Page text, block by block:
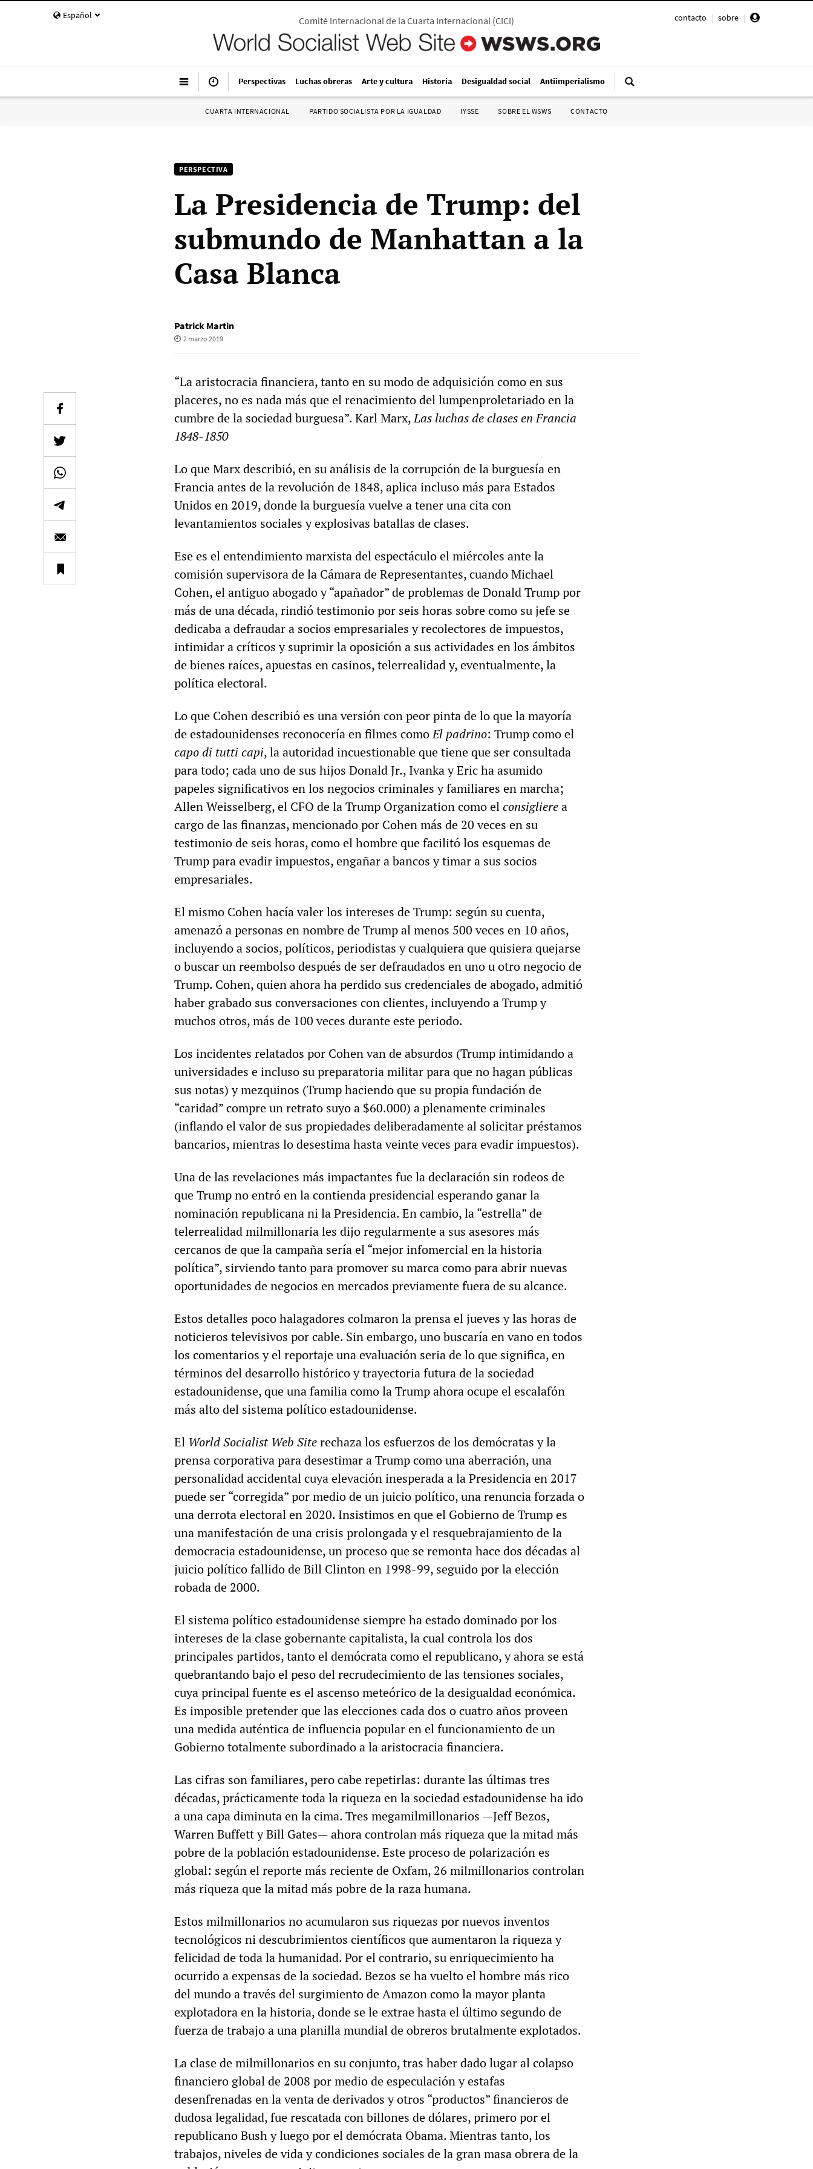
Español contacto | sobre |
Comité Internacional de la Cuarta Internacional (CICI)
Perspectivas Luchas obreras Arte y cultura Historia Desigualdad social Antiimperialismo
CUARTA INTERNACIONAL PARTIDO SOCIALISTA POR LA IGUALDAD IYSSE SOBRE EL WSWS CONTACTO
PERSPECTIVA
La Presidencia de Trump: del
submundo de Manhattan a la
Casa Blanca
Patrick Martin
2 marzo 2019
“La aristocracia financiera, tanto en su modo de adquisición como en sus
placeres, no es nada más que el renacimiento del lumpenproletariado en la
cumbre de la sociedad burguesa”. Karl Marx,Las luchas de clases en Francia
1848-1850
Lo que Marx describió, en su análisis de la corrupción de la burguesía en
Francia antes de la revolución de 1848, aplica incluso más para Estados
Unidos en 2019, donde la burguesía vuelve a tener una cita con
levantamientos sociales y explosivas batallas de clases.
Ese es el entendimiento marxista del espectáculo el miércoles ante la
comisión supervisora de la Cámara de Representantes, cuando Michael
Cohen, el antiguo abogado y “apañador” de problemas de Donald Trump por
más de una década, rindió testimonio por seis horas sobre como su jefe se
dedicaba a defraudar a socios empresariales y recolectores de impuestos,
intimidar a críticos y suprimir la oposición a sus actividades en los ámbitos
de bienes raíces, apuestas en casinos, telerrealidad y, eventualmente, la
política electoral.
Lo que Cohen describió es una versión con peor pinta de lo que la mayoría
de estadounidenses reconocería en filmes comoEl padrino: Trump como el
capo di tutti capi, la autoridad incuestionable que tiene que ser consultada
para todo; cada uno de sus hijos Donald Jr., Ivanka y Eric ha asumido
papeles significativos en los negocios criminales y familiares en marcha;
Allen Weisselberg, el CFO de la Trump Organization como elconsiglierea
cargo de las finanzas, mencionado por Cohen más de 20 veces en su
testimonio de seis horas, como el hombre que facilitó los esquemas de
Trump para evadir impuestos, engañar a bancos y timar a sus socios
empresariales.
El mismo Cohen hacía valer los intereses de Trump: según su cuenta,
amenazó a personas en nombre de Trump al menos 500 veces en 10 años,
incluyendo a socios, políticos, periodistas y cualquiera que quisiera quejarse
o buscar un reembolso después de ser defraudados en uno u otro negocio de
Trump. Cohen, quien ahora ha perdido sus credenciales de abogado, admitió
haber grabado sus conversaciones con clientes, incluyendo a Trump y
muchos otros, más de 100 veces durante este periodo.
Los incidentes relatados por Cohen van de absurdos (Trump intimidando a
universidades e incluso su preparatoria militar para que no hagan públicas
sus notas) y mezquinos (Trump haciendo que su propia fundación de
“caridad” compre un retrato suyo a $60.000) a plenamente criminales
(inflando el valor de sus propiedades deliberadamente al solicitar préstamos
bancarios, mientras lo desestima hasta veinte veces para evadir impuestos).
Una de las revelaciones más impactantes fue la declaración sin rodeos de
que Trump no entró en la contienda presidencial esperando ganar la
nominación republicana ni la Presidencia. En cambio, la “estrella” de
telerrealidad milmillonaria les dijo regularmente a sus asesores más
cercanos de que la campaña sería el “mejor infomercial en la historia
política”, sirviendo tanto para promover su marca como para abrir nuevas
oportunidades de negocios en mercados previamente fuera de su alcance.
Estos detalles poco halagadores colmaron la prensa el jueves y las horas de
noticieros televisivos por cable. Sin embargo, uno buscaría en vano en todos
los comentarios y el reportaje una evaluación seria de lo que significa, en
términos del desarrollo histórico y trayectoria futura de la sociedad
estadounidense, que una familia como la Trump ahora ocupe el escalafón
más alto del sistema político estadounidense.
El World Socialist Web Siterechaza los esfuerzos de los demócratas y la
prensa corporativa para desestimar a Trump como una aberración, una
personalidad accidental cuya elevación inesperada a la Presidencia en 2017
puede ser “corregida” por medio de un juicio político, una renuncia forzada o
una derrota electoral en 2020. Insistimos en que el Gobierno de Trump es
una manifestación de una crisis prolongada y el resquebrajamiento de la
democracia estadounidense, un proceso que se remonta hace dos décadas al
juicio político fallido de Bill Clinton en 1998-99, seguido por la elección
robada de 2000.
El sistema político estadounidense siempre ha estado dominado por los
intereses de la clase gobernante capitalista, la cual controla los dos
principales partidos, tanto el demócrata como el republicano, y ahora se está
quebrantando bajo el peso del recrudecimiento de las tensiones sociales,
cuya principal fuente es el ascenso meteórico de la desigualdad económica.
Es imposible pretender que las elecciones cada dos o cuatro años proveen
una medida auténtica de influencia popular en el funcionamiento de un
Gobierno totalmente subordinado a la aristocracia financiera.
Las cifras son familiares, pero cabe repetirlas: durante las últimas tres
décadas, prácticamente toda la riqueza en la sociedad estadounidense ha ido
a una capa diminuta en la cima. Tres megamilmillonarios —Jeff Bezos,
Warren Buffett y Bill Gates— ahora controlan más riqueza que la mitad más
pobre de la población estadounidense. Este proceso de polarización es
global: según el reporte más reciente de Oxfam, 26 milmillonarios controlan
más riqueza que la mitad más pobre de la raza humana.
Estos milmillonarios no acumularon sus riquezas por nuevos inventos
tecnológicos ni descubrimientos científicos que aumentaron la riqueza y
felicidad de toda la humanidad. Por el contrario, su enriquecimiento ha
ocurrido a expensas de la sociedad. Bezos se ha vuelto el hombre más rico
del mundo a través del surgimiento de Amazon como la mayor planta
explotadora en la historia, donde se le extrae hasta el último segundo de
fuerza de trabajo a una planilla mundial de obreros brutalmente explotados.
La clase de milmillonarios en su conjunto, tras haber dado lugar al colapso
financiero global de 2008 por medio de especulación y estafas
desenfrenadas en la venta de derivados y otros “productos” financieros de
dudosa legalidad, fue rescatada con billones de dólares, primero por el
republicano Bush y luego por el demócrata Obama. Mientras tanto, los
trabajos, niveles de vida y condiciones sociales de la gran masa obrera de la